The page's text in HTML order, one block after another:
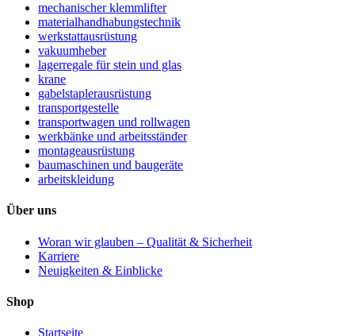
mechanischer klemmlifter
materialhandhabungstechnik
werkstattausrüstung
vakuumheber
lagerregale für stein und glas
krane
gabelstaplerausrüstung
transportgestelle
transportwagen und rollwagen
werkbänke und arbeitsständer
montageausrüstung
baumaschinen und baugeräte
arbeitskleidung
Über uns
Woran wir glauben – Qualität & Sicherheit
Karriere
Neuigkeiten & Einblicke
Shop
Startseite